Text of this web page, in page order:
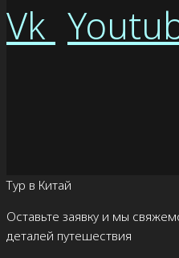
Vk
Тур в Китай
Оставьте заявку и мы
деталей путешествия